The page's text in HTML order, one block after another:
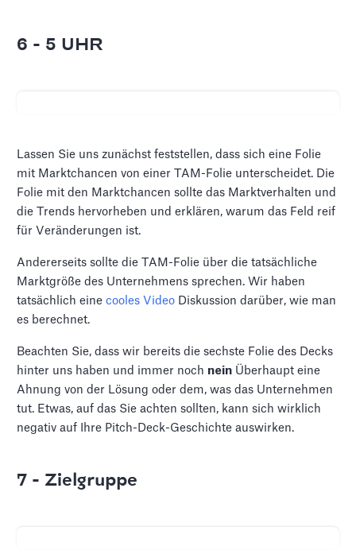
6 - 5 UHR
Lassen Sie uns zunächst feststellen, dass sich eine Folie
mit Marktchancen von einer TAM-Folie unterscheidet. Die
Folie mit den Marktchancen sollte das Marktverhalten und
die Trends hervorheben und erklären, warum das Feld reif
für Veränderungen ist.
Andererseits sollte die TAM-Folie über die tatsächliche
Marktgröße des Unternehmens sprechen. Wir haben
tatsächlich einecooles Video Diskussion darüber, wie man
es berechnet.
Beachten Sie, dass wir bereits die sechste Folie des Decks
hinter uns haben und immer noch nein Überhaupt eine
Ahnung von der Lösung oder dem, was das Unternehmen
tut. Etwas, auf das Sie achten sollten, kann sich wirklich
negativ auf Ihre Pitch-Deck-Geschichte auswirken.
7 - Zielgruppe